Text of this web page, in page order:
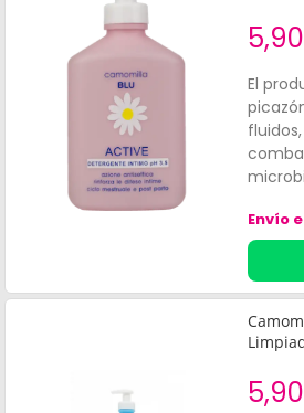
El
Envío